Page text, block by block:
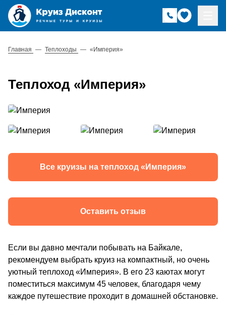
Главная — Теплоходы — «Империя»
Теплоход «Империя»
Все круизы на теплоход «Империя»
Оставить отзыв
Если вы давно мечтали побывать на Байкале,
рекомендуем выбрать круиз на компактный, но очень
уютный теплоход «Империя». В его 23 каютах могут
поместиться максимум 45 человек, благодаря чему
каждое путешествие проходит в домашней обстановке.